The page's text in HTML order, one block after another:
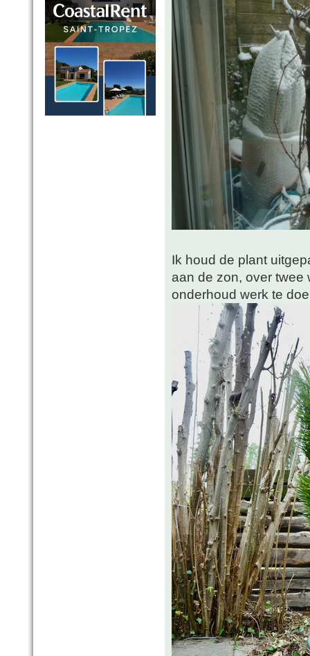
Ik houd de plant
aan de zon, over twee
onderhoud werk te